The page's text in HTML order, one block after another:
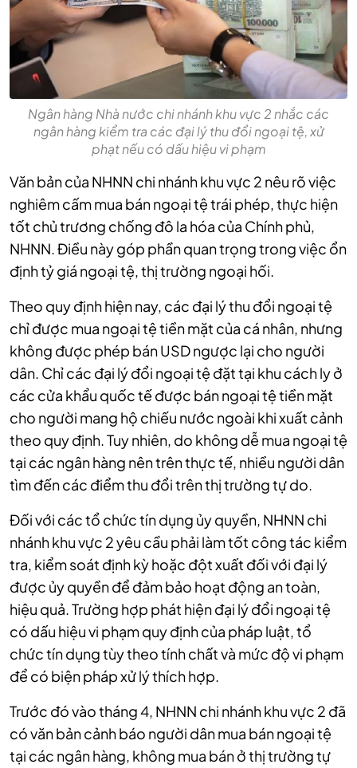
Ngân hàng Nhà nước chi nhánh khu vực 2 nhắc các
ngân hàng kiểm tra các đại lý thu đổi ngoại tệ, xử
phạt nếu có dấu hiệu vi phạm
Văn bản của NHNN chi nhánh khu vực 2 nêu rõ việc
nghiêm cấm mua bán ngoại tệ trái phép, thực hiện
tốt chủ trương chống đô la hóa của Chính phủ,
NHNN. Điều này góp phần quan trọng trong việc ổn
định tỷ giá ngoại tệ, thị trường ngoại hối.
Theo quy định hiện nay, các đại lý thu đổi ngoại tệ
chỉ được mua ngoại tệ tiền mặt của cá nhân, nhưng
không được phép bán USD ngược lại cho người
dân. Chỉ các đại lý đổi ngoại tệ đặt tại khu cách ly ở
các cửa khẩu quốc tế được bán ngoại tệ tiền mặt
cho người mang hộ chiếu nước ngoài khi xuất cảnh
theo quy định. Tuy nhiên, do không dễ mua ngoại tệ
tại các ngân hàng nên trên thực tế, nhiều người dân
tìm đến các điểm thu đổi trên thị trường tự do.
Đối với các tổ chức tín dụng ủy quyền, NHNN chi
nhánh khu vực 2 yêu cầu phải làm tốt công tác kiểm
tra, kiểm soát định kỳ hoặc đột xuất đối với đại lý
được ủy quyền để đảm bảo hoạt động an toàn,
hiệu quả. Trường hợp phát hiện đại lý đổi ngoại tệ
có dấu hiệu vi phạm quy định của pháp luật, tổ
chức tín dụng tùy theo tính chất và mức độ vi phạm
để có biện pháp xử lý thích hợp.
Trước đó vào tháng 4, NHNN chi nhánh khu vực 2 đã
có văn bản cảnh báo người dân mua bán ngoại tệ
tại các ngân hàng, không mua bán ở thị trường tự